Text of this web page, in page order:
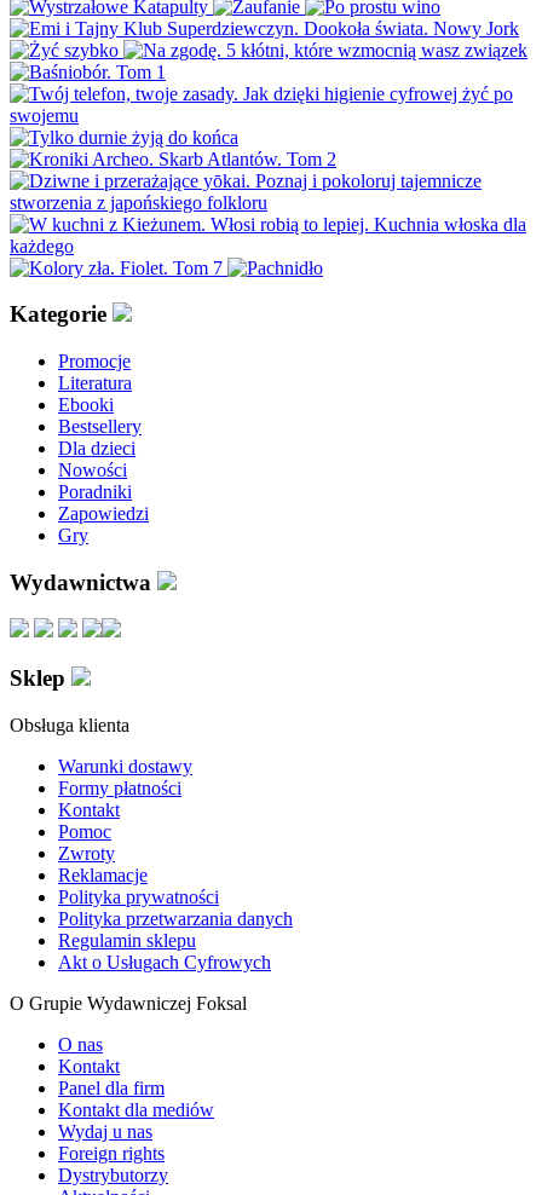
Kategorie
Promocje
Literatura
Ebooki
Bestsellery
Dla dzieci
Nowości
Poradniki
Zapowiedzi
Gry
Wydawnictwa
Sklep
Obsługa klienta
Warunki dostawy
Formy płatności
Kontakt
Pomoc
Zwroty
Reklamacje
Polityka prywatności
Polityka przetwarzania danych
Regulamin sklepu
Akt o Usługach Cyfrowych
O Grupie Wydawniczej Foksal
O nas
Kontakt
Panel dla firm
Kontakt dla mediów
Wydaj u nas
Foreign rights
Dystrybutorzy